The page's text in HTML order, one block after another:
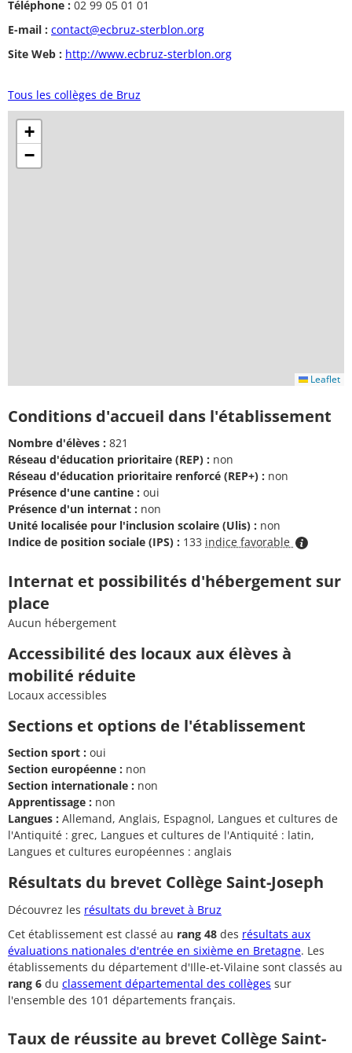
Téléphone : 02 99 05 01 01
E-mail : contact@ecbruz-sterblon.org
Site Web : http://www.ecbruz-sterblon.org
Tous les collèges de Bruz
+
−
Leaflet
Conditions d'accueil dans l'établissement
Nombre d'élèves : 821
Réseau d'éducation prioritaire (REP) : non
Réseau d'éducation prioritaire renforcé (REP+) : non
Présence d'une cantine : oui
Présence d'un internat : non
Unité localisée pour l'inclusion scolaire (Ulis) : non
Indice de position sociale (IPS) : 133 indice favorable
Internat et possibilités d'hébergement sur
place
Aucun hébergement
Accessibilité des locaux aux élèves à
mobilité réduite
Locaux accessibles
Sections et options de l'établissement
Section sport : oui
Section européenne : non
Section internationale : non
Apprentissage : non
Langues : Allemand, Anglais, Espagnol, Langues et cultures de
l'Antiquité : grec, Langues et cultures de l'Antiquité : latin,
Langues et cultures européennes : anglais
Résultats du brevet Collège Saint-Joseph
Découvrez les résultats du brevet à Bruz
Cet établissement est classé au rang 48 des résultats aux
évaluations nationales d'entrée en sixième en Bretagne. Les
établissements du département d'Ille-et-Vilaine sont classés au
rang 6 du classement départemental des collèges sur
l'ensemble des 101 départements français.
Taux de réussite au brevet Collège Saint-